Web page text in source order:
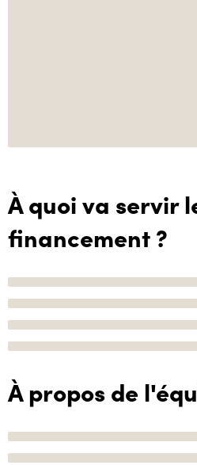
À quoi va servir
financement ?
À propos de